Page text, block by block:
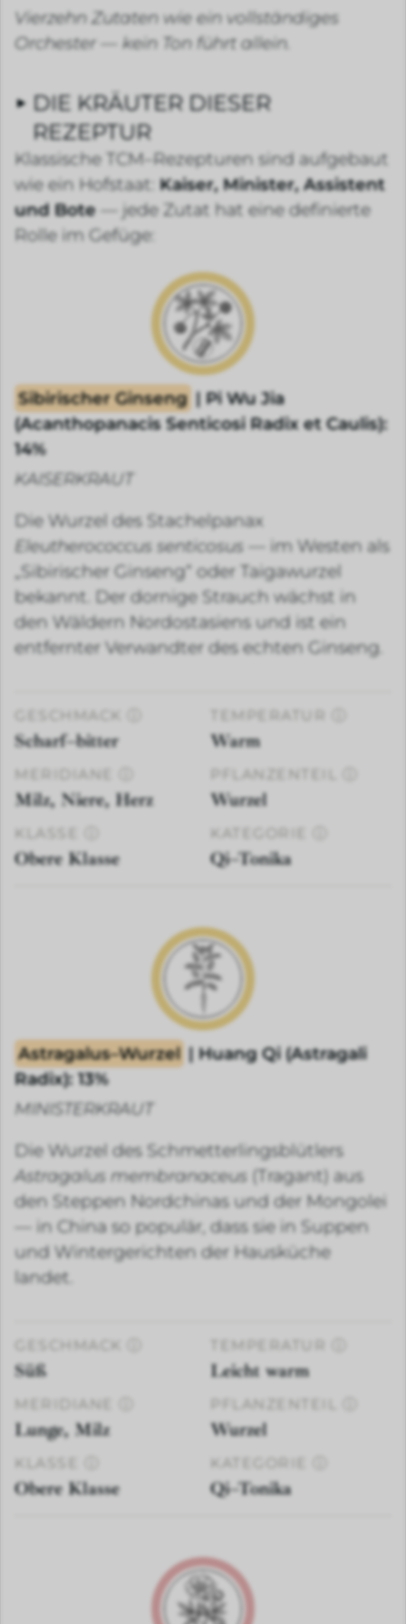
Vierzehn Zutaten wie ein vollständiges
Orchester — kein Ton führt allein.
DIE KRÄUTER DIESER
REZEPTUR
Klassische TCM–Rezepturen sind aufgebaut
wie ein Hofstaat: Kaiser, Minister, Assistent
und Bote— jede Zutat hat eine definierte
Rolle im Gefüge:
Sibirischer Ginseng | Pi Wu Jia
(Acanthopanacis Senticosi Radix et Caulis):
14%
KAISERKRAUT
Die Wurzel des Stachelpanax
Eleutherococcus senticosus — im Westen als
„Sibirischer Ginseng“ oder Taigawurzel
bekannt. Der dornige Strauch wächst in
den Wäldern Nordostasiens und ist ein
entfernter Verwandter des echten Ginseng.
GESCHMACK
Scharf–bitter Warm
MERIDIANE
Milz, Niere, Herz
PFLANZENTEIL
Wurzel
KLASSE
Obere Klasse
KATEGORIE
Qi–Tonika
Astragalus–Wurzel | Huang Qi (Astragali
Radix): 13%
MINISTERKRAUT
Die Wurzel des Schmetterlingsblütlers
Astragalus membranaceus (Tragant) aus
den Steppen Nordchinas und der Mongolei
— in China so populär, dass sie in Suppen
und Wintergerichten der Hausküche
landet.
GESCHMACK
Süß Leicht warm
MERIDIANE
Lunge, Milz
PFLANZENTEIL
Wurzel
KLASSE
Obere Klasse
KATEGORIE
Qi–Tonika